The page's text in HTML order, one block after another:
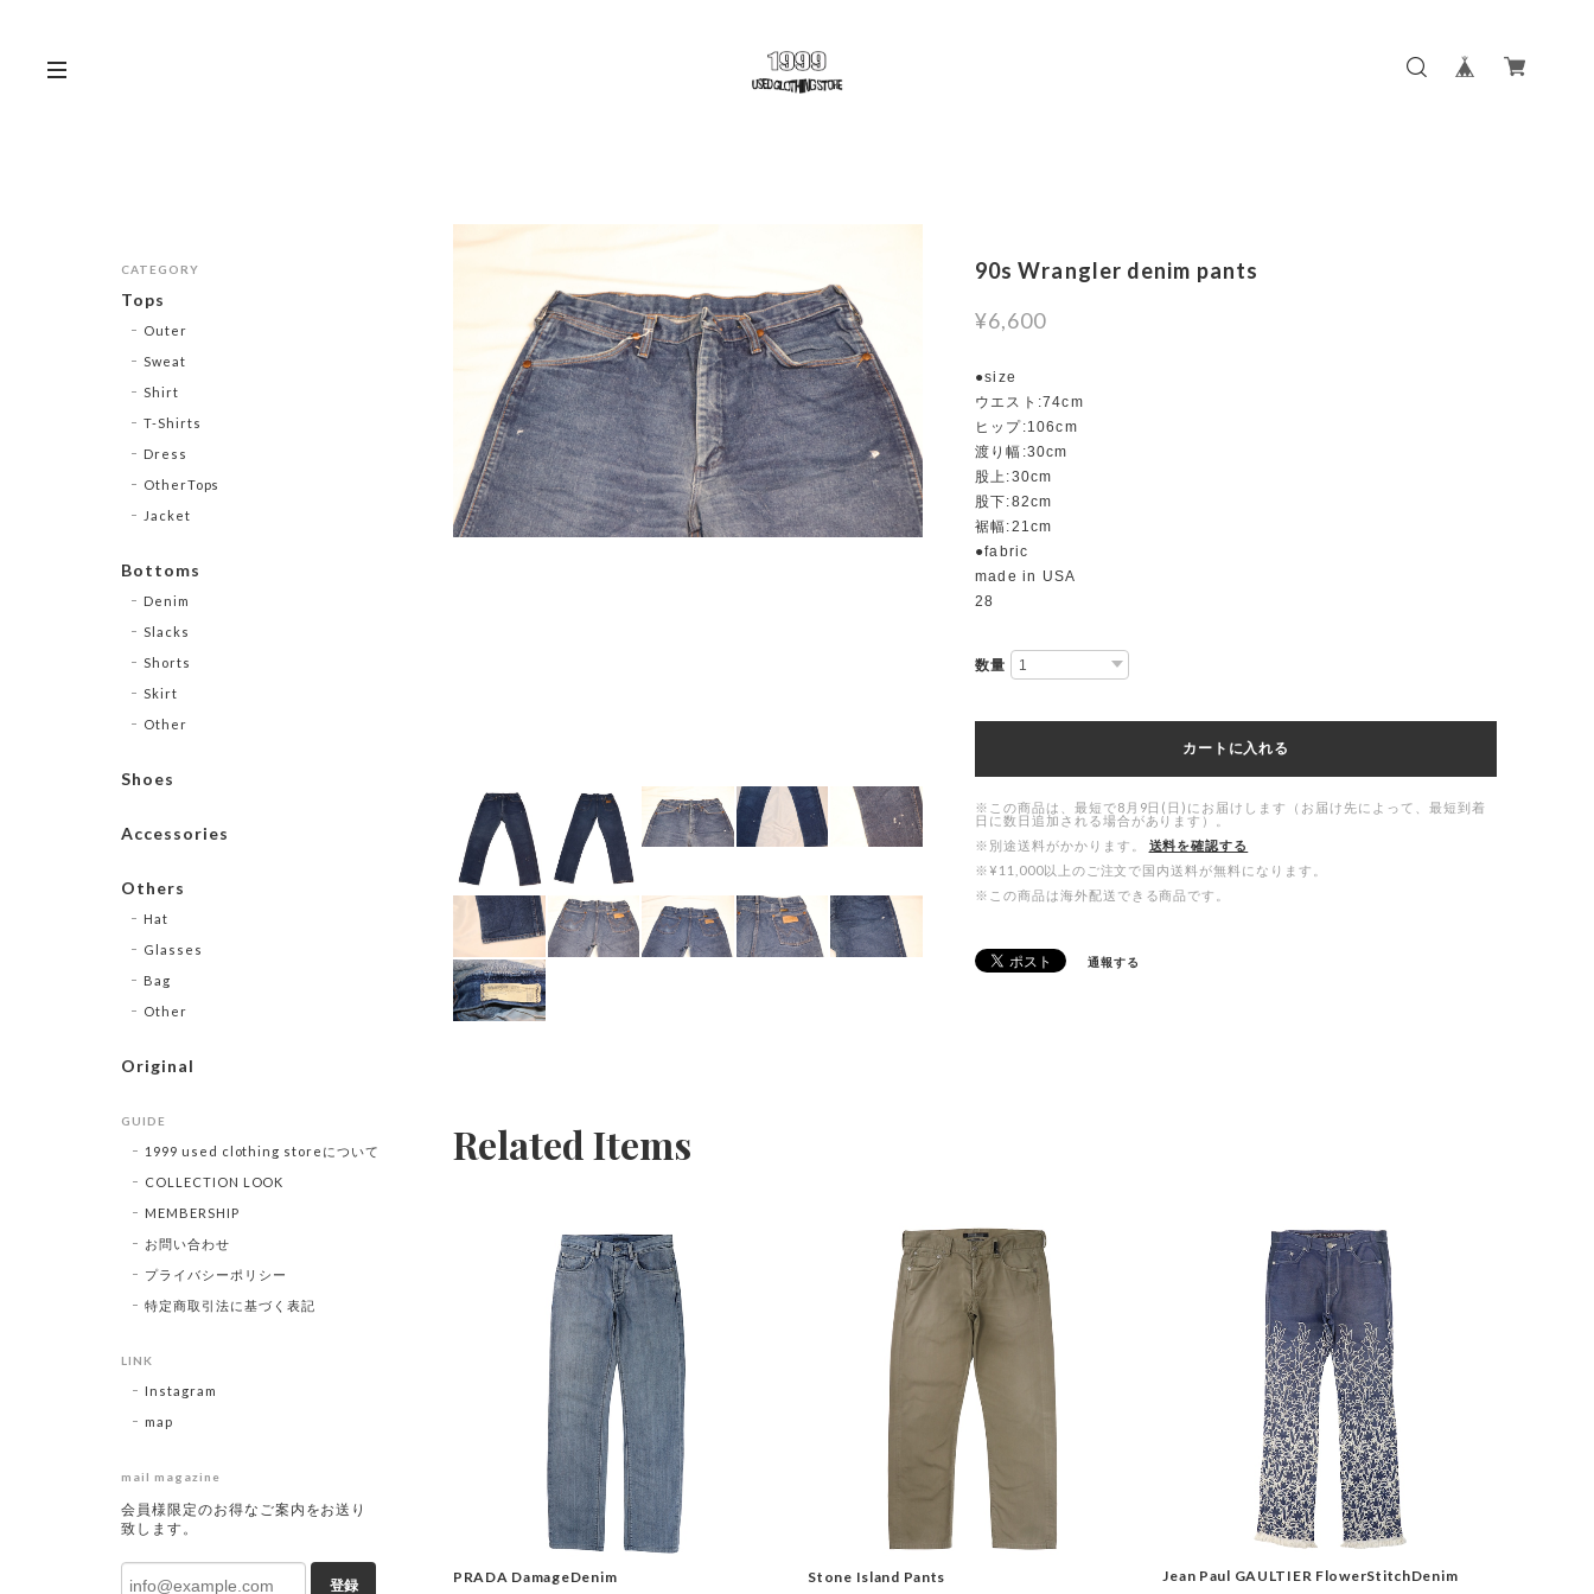
90s Wrangler denim pants
¥6,600
●size
ウエスト:74cm
ヒップ:106cm
渡り幅:30cm
股上:30cm
股下:82cm
裾幅:21cm
●fabric
made in USA
28
数量
カートに入れる
※この商品は、最短で8月9日(日)にお届けします（お届け先によって、最短到着
日に数日追加される場合があります）。
※別途送料がかかります。
送料を確認する
※¥11,000以上のご注文で国内送料が無料になります。
※この商品は海外配送できる商品です。
通報する
Related Items
PRADA DamageDenim
Stone Island Pants
Jean Paul GAULTIER FlowerStitchDenim
CATEGORY
Tops
Outer
Sweat
Shirt
T-Shirts
Dress
OtherTops
Jacket
Bottoms
Denim
Slacks
Shorts
Skirt
Other
Shoes
Accessories
Others
Hat
Glasses
Bag
Other
Original
GUIDE
1999 used clothing storeについて
COLLECTION LOOK
MEMBERSHIP
お問い合わせ
プライバシーポリシー
特定商取引法に基づく表記
LINK
Instagram
map
mail magazine
会員様限定のお得なご案内をお送り
致します。
登録